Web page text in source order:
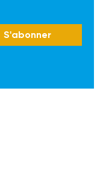
S'abonner